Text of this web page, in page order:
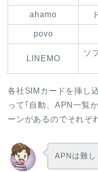
ahamo
povo
LINEMO
ソ
各社SIMカードを挿し
って｢自動、APN一覧
ーンがあるのでそれぞ
APNは難